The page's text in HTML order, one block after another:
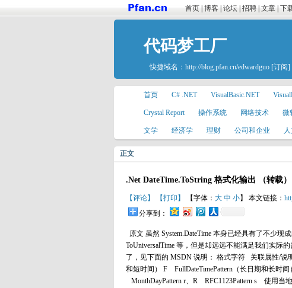
首页 博客 论坛 招聘 文章 下
代码梦工厂
快捷域名： http://blog.pfan.cn/edwardguo [订阅]
首页 C# .NET VisualBasic.NET
Crystal Report 操作系统 网络技术 微
文学 经济学 理财 公司和企业
正文
.Net DateTime.ToString 格式化输出 （转载）
【评论】 【打印】 【字体： 大 中 小】 本文链接：
分享到：
原文 虽然 System.DateTime 本身已经具有了不少现
ToUniversalTime 等，但是却远远不能满足我们实际
了，见下面的 MSDN 说明： 格式字符 关联属性/
和短时间） F FullDateTimePattern（长日期和长
MonthDayPattern r、R RFC1123Pattern s 使用当地